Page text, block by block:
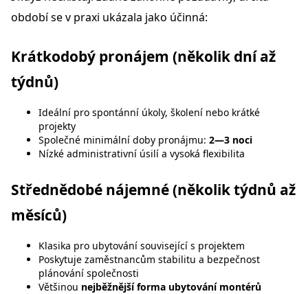
období se v praxi ukázala jako účinná:
Krátkodobý pronájem (několik dní až
týdnů)
Ideální pro spontánní úkoly, školení nebo krátké
projekty
Společné minimální doby pronájmu: 2—3 noci
Nízké administrativní úsilí a vysoká flexibilita
Střednědobé nájemné (několik týdnů až
měsíců)
Klasika pro ubytování související s projektem
Poskytuje zaměstnancům stabilitu a bezpečnost
plánování společnosti
Většinou nejběžnější forma ubytování montérů